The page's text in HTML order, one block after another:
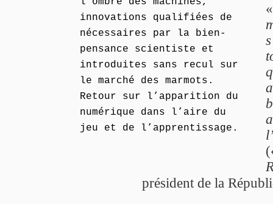
innovations qualifiées de
nécessaires par la bien-
pensance scientiste et
introduites sans recul sur
le marché des marmots.
Retour sur l’apparition du
numérique dans l’aire du
jeu et de l’apprentissage.
président de la